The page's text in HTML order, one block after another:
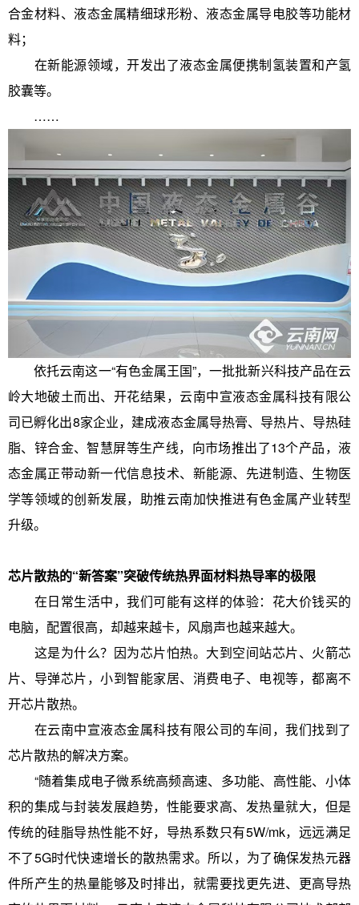
合金材料、液态金属精细球形粉、液态金属导电胶等功能材
料；
在新能源领域，开发出了液态金属便携制氢装置和产氢
胶囊等。
……
依托云南这一“有色金属王国”，一批批新兴科技产品在云
岭大地破土而出、开花结果，云南中宣液态金属科技有限公
司已孵化出8家企业，建成液态金属导热膏、导热片、导热硅
脂、锌合金、智慧屏等生产线，向市场推出了13个产品，液
态金属正带动新一代信息技术、新能源、先进制造、生物医
学等领域的创新发展，助推云南加快推进有色金属产业转型
升级。
芯片散热的“新答案”突破传统热界面材料热导率的极限
在日常生活中，我们可能有这样的体验：花大价钱买的
电脑，配置很高，却越来越卡，风扇声也越来越大。
这是为什么？因为芯片怕热。大到空间站芯片、火箭芯
片、导弹芯片，小到智能家居、消费电子、电视等，都离不
开芯片散热。
在云南中宣液态金属科技有限公司的车间，我们找到了
芯片散热的解决方案。
“随着集成电子微系统高频高速、多功能、高性能、小体
积的集成与封装发展趋势，性能要求高、发热量就大，但是
传统的硅脂导热性能不好，导热系数只有5W/mk，远远满足
不了5G时代快速增长的散热需求。所以，为了确保发热元器
件所产生的热量能够及时排出，就需要找更先进、更高导热